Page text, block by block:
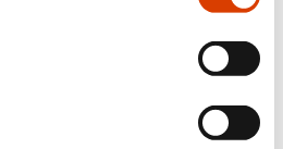
ble utgitt i